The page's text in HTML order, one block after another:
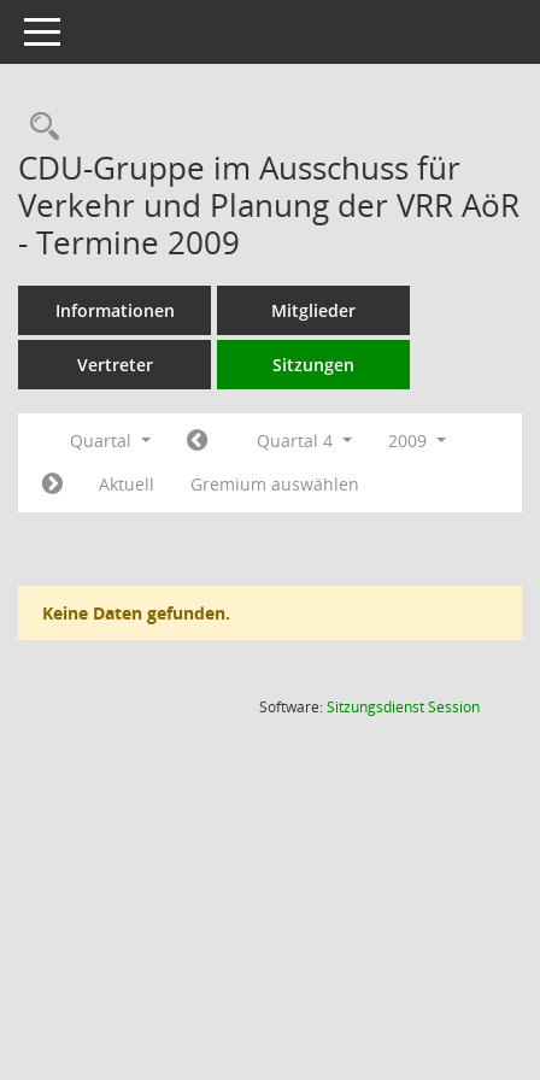
Toggle navigation
Rechercheauswahl
CDU-Gruppe im Ausschuss für
Verkehr und Planung der VRR AöR
- Termine 2009
Informationen Mitglieder
Vertreter Sitzungen
Quartal Quartal 4
2009
Aktuell
Gremium auswählen
Keine Daten gefunden.
Software:SitzungsdienstSession(Wird in